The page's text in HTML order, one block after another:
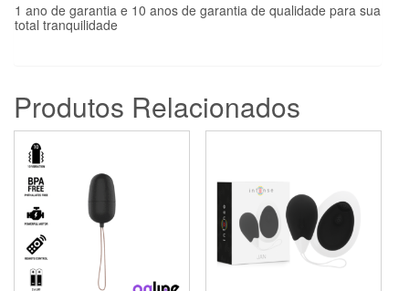
1 ano de garantia e 10 anos de garantia de qualidade para sua
total tranquilidade
Produtos Relacionados